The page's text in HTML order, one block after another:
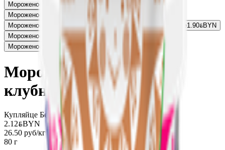
Мороженое «20 копеек» пломбир
5.80BYN
BYN
Мороженое «20 копеек» с изюмом
5.80 BYN BYN
Мороженое «20 копеек» пломбир с арахисом в стаканчике1.90BYNBYN
Мороженое «20 копеек» шоколадное
BYN
Мороженое «Soletto» сладкая малина в рожке
1.82
Мороженое «20 копеек»
клубничный рожок
Купляйце Беларускае
2.12BYNBYN
26.50 руб/кг
80 г